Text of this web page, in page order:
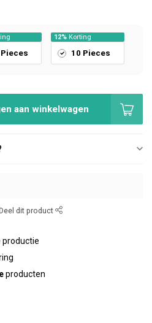
12% Korting
10 Pieces
aan winkelwagen
dit product
producten